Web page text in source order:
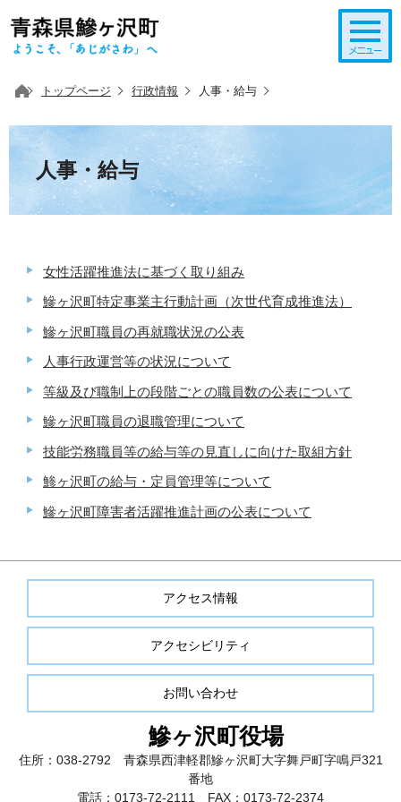
トップページ 行政情報 人事・給与
人事・給与
女性活躍推進法に基づく取り組み
鰺ヶ沢町特定事業主行動計画（次世代育成推進法）
鰺ヶ沢町職員の再就職状況の公表
人事行政運営等の状況について
等級及び職制上の段階ごとの職員数の公表について
鰺ヶ沢町職員の退職管理について
技能労務職員等の給与等の見直しに向けた取組方針
鯵ヶ沢町の給与・定員管理等について
鰺ヶ沢町障害者活躍推進計画の公表について
アクセス情報
アクセシビリティ
お問い合わせ
鰺ヶ沢町役場
住所：038-2792 青森県西津軽郡鰺ヶ沢町大字舞戸町字鳴戸321
番地
電話：0173-72-2111 FAX：0173-72-2374